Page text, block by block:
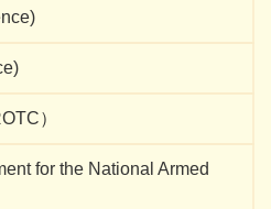
）
for the National Armed